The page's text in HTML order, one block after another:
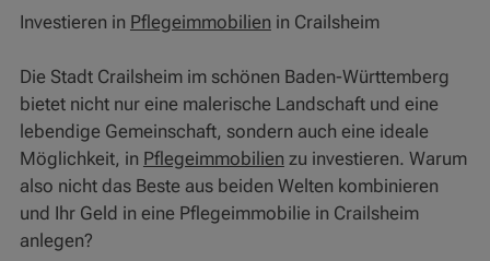
Investieren in Pflegeimmobilien in Crailsheim
Die Stadt Crailsheim im schönen Baden-Württemberg
bietet nicht nur eine malerische Landschaft und eine
lebendige Gemeinschaft, sondern auch eine ideale
Möglichkeit, in Pflegeimmobilien zu investieren. Warum
also nicht das Beste aus beiden Welten kombinieren
und Ihr Geld in eine Pflegeimmobilie in Crailsheim
anlegen?